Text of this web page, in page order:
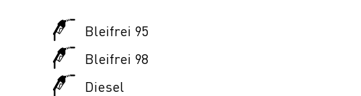
Bleifrei 95
Bleifrei 98
Diesel